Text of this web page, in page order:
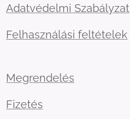
Adatvédelmi Szabályzat
Felhasználási feltételek
Megrendelés
Fizetés